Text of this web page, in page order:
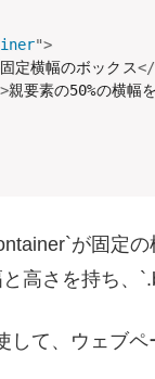
">
固定横幅のボックス</
>親要素の50%の横幅
が固定
高さを持ち、
して、ウェブ